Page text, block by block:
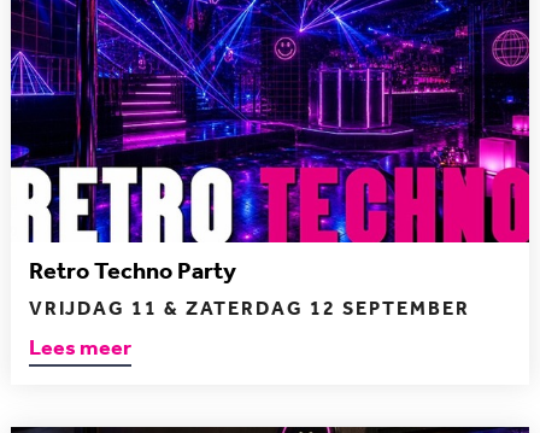
Retro Techno Party
VRIJDAG 11 & ZATERDAG 12 SEPTEMBER
Lees meer